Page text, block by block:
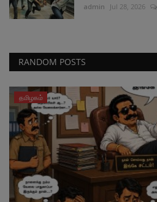
admin Jul 28, 2026
RANDOM POSTS
தமிழகம்